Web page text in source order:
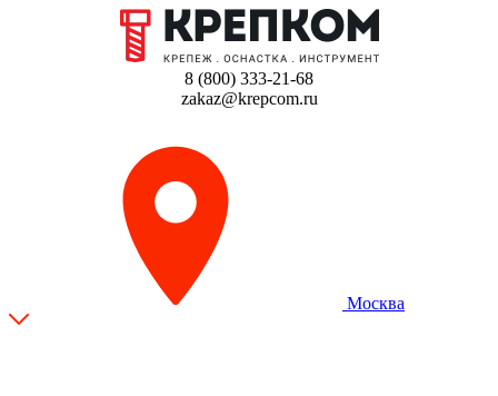
8 (800) 333-21-68
zakaz@krepcom.ru
Москва